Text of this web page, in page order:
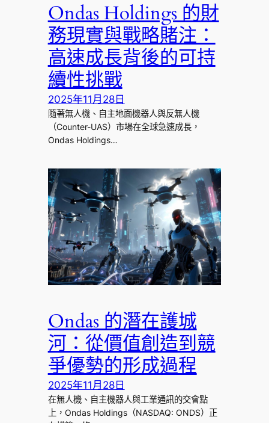
Ondas Holdings 的財
務現實與戰略賭注：
高速成長背後的可持
續性挑戰
2025年11月28日
隨著無人機、自主地面機器人與反無人機
（Counter-UAS）市場在全球急速成長，
Ondas Holdings…
Ondas 的潛在護城
河：從價值創造到競
爭優勢的形成過程
2025年11月28日
在無人機、自主機器人與工業通訊的交會點
上，Ondas Holdings（NASDAQ: ONDS）正